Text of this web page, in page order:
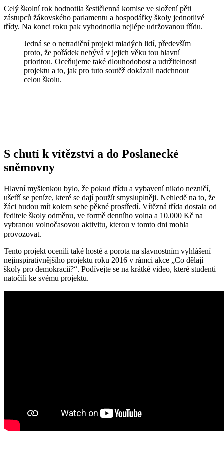
Celý školní rok hodnotila šestičlenná komise ve složení pěti
zástupců žákovského parlamentu a hospodářky školy jednotlivé
třídy. Na konci roku pak vyhodnotila nejlépe udržovanou třídu.
Jedná se o netradiční projekt mladých lidí, především
proto, že pořádek nebývá v jejich věku tou hlavní
prioritou. Oceňujeme také dlouhodobost a udržitelnosti
projektu a to, jak pro tuto soutěž dokázali nadchnout
celou školu.
S chutí k vítězství a do Poslanecké
sněmovny
Hlavní myšlenkou bylo, že pokud třídu a vybavení nikdo nezničí,
ušetří se peníze, které se dají použít smysluplněji. Nehledě na to, že
žáci budou mít kolem sebe pěkné prostředí. Vítězná třída dostala od
ředitele školy odměnu, ve formě denního volna a 10.000 Kč na
vybranou volnočasovou aktivitu, kterou v tomto dni mohla
provozovat.
Tento projekt ocenili také hosté a porota na slavnostním vyhlášení
nejinspirativnějšího projektu roku 2016 v rámci akce „Co dělají
školy pro demokracii?“. Podívejte se na krátké video, které studenti
natočili ke svému projektu.